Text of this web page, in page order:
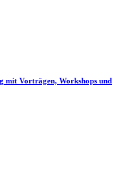
mit Vorträgen, Workshops und